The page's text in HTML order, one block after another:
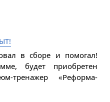
в сборе и помогал!
будет приобретен
тренажер «Реформа-